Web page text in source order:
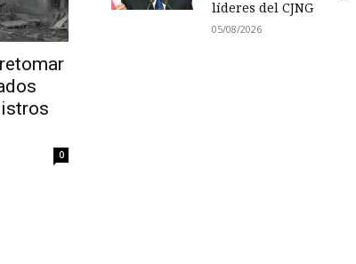
0
líderes del CJNG
05/08/2026